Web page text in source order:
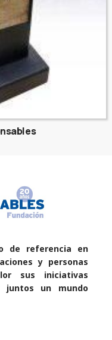
de referencia en
y personas
sus iniciativas
juntos un mundo